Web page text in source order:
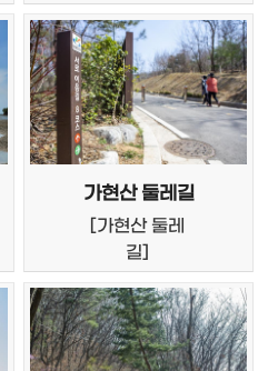
가현산 둘레길
[가현산 둘레
길]